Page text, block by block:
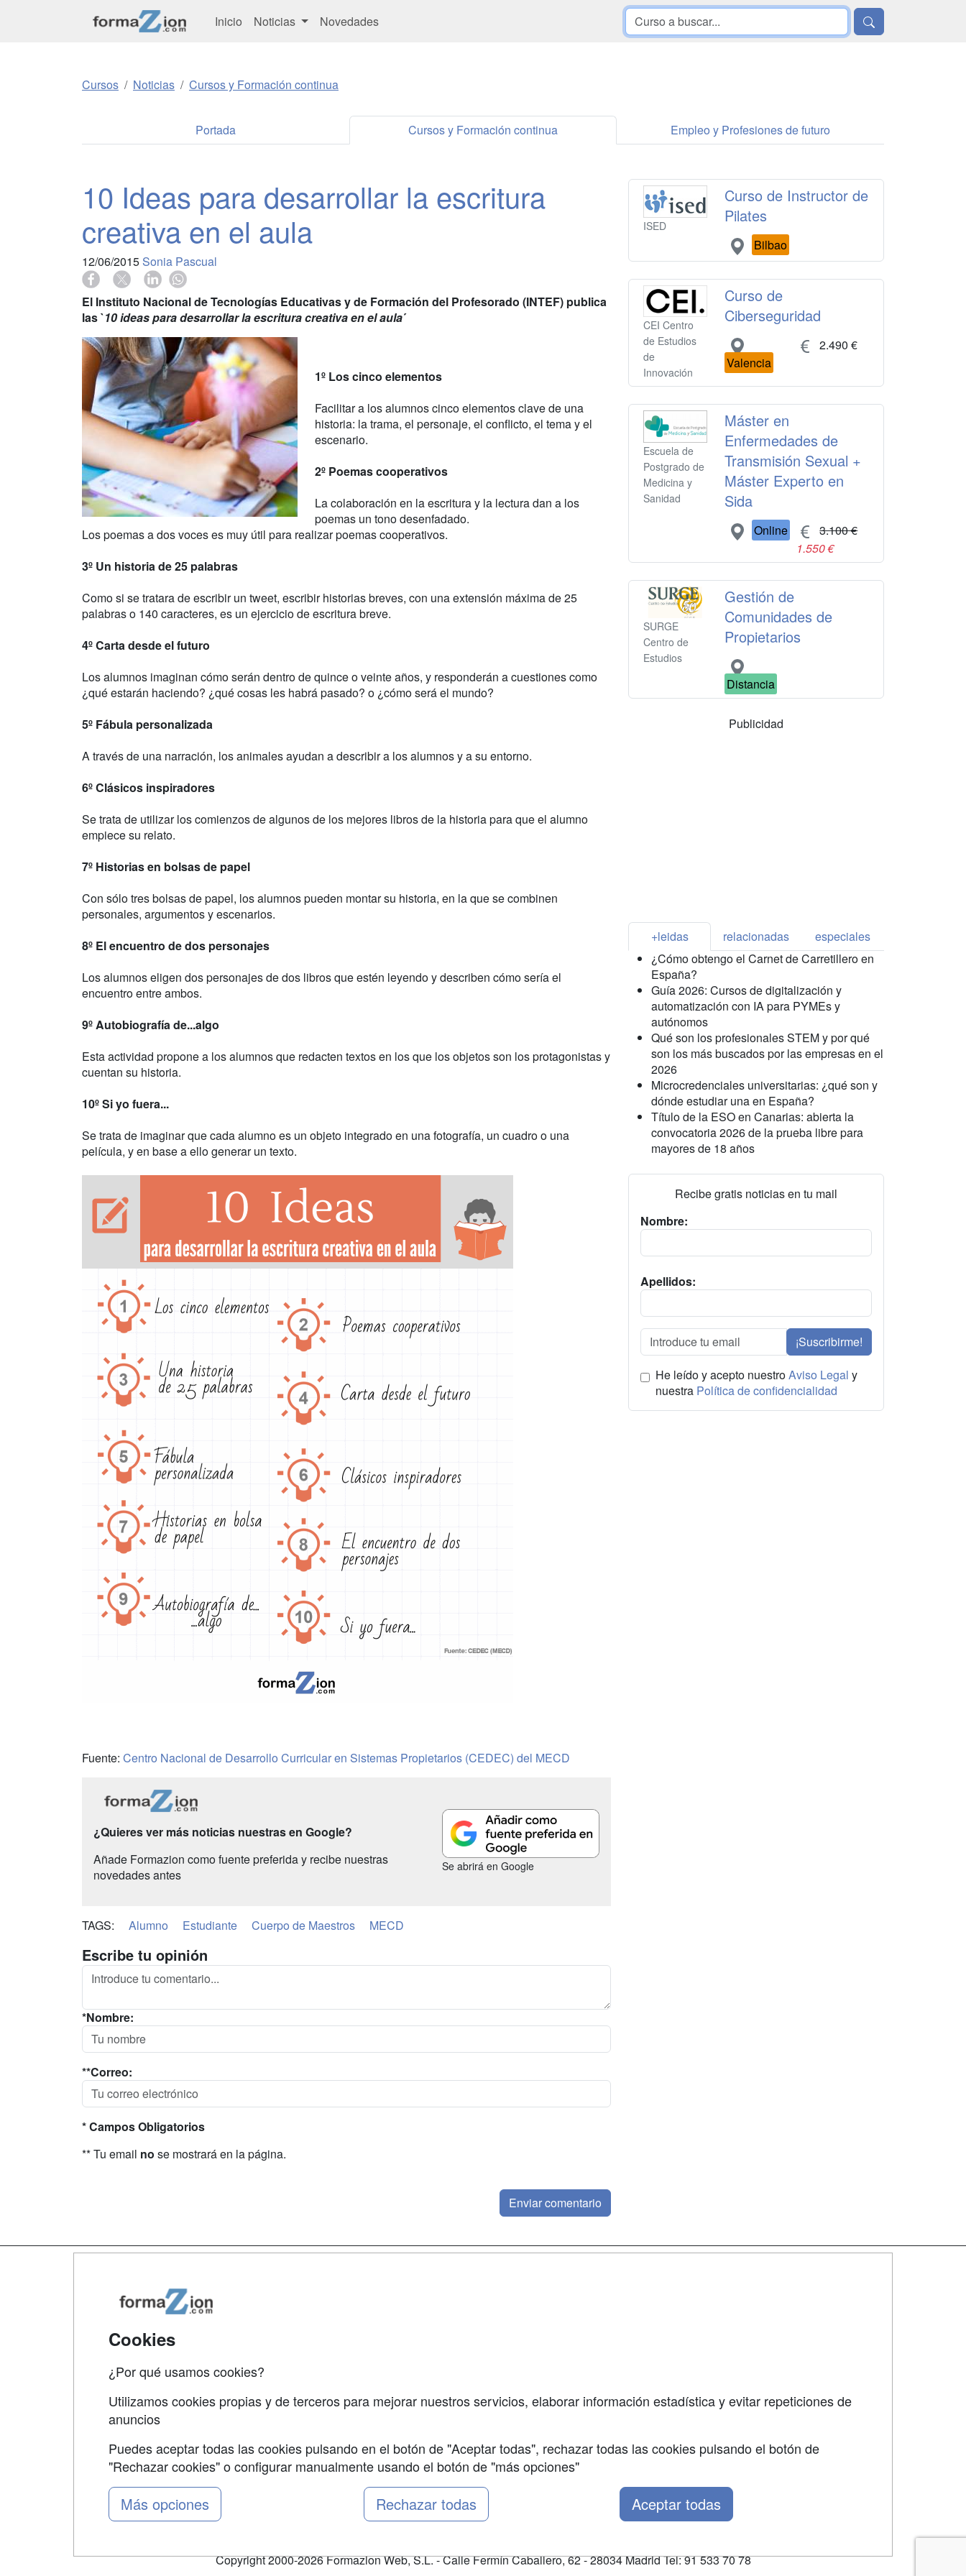
Inicio Noticias Novedades
Cursos Noticias Cursos y Formación continua
Portada Cursos y Formación continua Empleo y Profesiones de futuro
10 Ideas para desarrollar la escritura
creativa en el aula
12/06/2015 Sonia Pascual
El Instituto Nacional de Tecnologías Educativas y de Formación del Profesorado (INTEF) publica
las `10 ideas para desarrollar la escritura creativa en el aula´
1º Los cinco elementos
Facilitar a los alumnos cinco elementos clave de una
historia: la trama, el personaje, el conflicto, el tema y el
escenario.
2º Poemas cooperativos
La colaboración en la escritura y la lectura dan a los
poemas un tono desenfadado.
Los poemas a dos voces es muy útil para realizar poemas cooperativos.
3º Un historia de 25 palabras
Como si se tratara de escribir un tweet, escribir historias breves, con una extensión máxima de 25
palabras o 140 caracteres, es un ejercicio de escritura breve.
4º Carta desde el futuro
Los alumnos imaginan cómo serán dentro de quince o veinte años, y responderán a cuestiones como
¿qué estarán haciendo? ¿qué cosas les habrá pasado? o ¿cómo será el mundo?
5º Fábula personalizada
A través de una narración, los animales ayudan a describir a los alumnos y a su entorno.
6º Clásicos inspiradores
Se trata de utilizar los comienzos de algunos de los mejores libros de la historia para que el alumno
empiece su relato.
7º Historias en bolsas de papel
Con sólo tres bolsas de papel, los alumnos pueden montar su historia, en la que se combinen
personales, argumentos y escenarios.
8º El encuentro de dos personajes
Los alumnos eligen dos personajes de dos libros que estén leyendo y describen cómo sería el
encuentro entre ambos.
9º Autobiografía de...algo
Esta actividad propone a los alumnos que redacten textos en los que los objetos son los protagonistas y
cuentan su historia.
10º Si yo fuera...
Se trata de imaginar que cada alumno es un objeto integrado en una fotografía, un cuadro o una
película, y en base a ello generar un texto.
Fuente: Centro Nacional de Desarrollo Curricular en Sistemas Propietarios (CEDEC) del MECD
¿Quieres ver más noticias nuestras en Google?
Añade Formazion como fuente preferida y recibe nuestras
novedades antes
Se abrirá en Google
TAGS: Alumno Estudiante Cuerpo de Maestros MECD
Escribe tu opinión
*Nombre:
**Correo:
* Campos Obligatorios
** Tu email no se mostrará en la página.
ISED
Curso de Instructor de
Pilates
Bilbao
CEI Centro
de Estudios
de
Innovación
Curso de
Ciberseguridad
Valencia
2.490 €
Escuela de
Postgrado de
Medicina y
Sanidad
Máster en
Enfermedades de
Transmisión Sexual +
Máster Experto en
Sida
Online
3.100 €
1.550 €
SURGE
Centro de
Estudios
Gestión de
Comunidades de
Propietarios
Distancia
Publicidad
+leidas relacionadas
especiales
¿Cómo obtengo el Carnet de Carretillero en
España?
Guía 2026: Cursos de digitalización y
automatización con IA para PYMEs y
autónomos
Qué son los profesionales STEM y por qué
son los más buscados por las empresas en el
2026
Microcredenciales universitarias: ¿qué son y
dónde estudiar una en España?
Título de la ESO en Canarias: abierta la
convocatoria 2026 de la prueba libre para
mayores de 18 años
Recibe gratis noticias en tu mail
Nombre:
Apellidos:
¡Suscribirme!
He leído y acepto nuestroAviso Legal y
nuestra Política de confidencialidad
Grupo formazion:
Copyright 2000-2026 Formazion Web, S.L. - Calle Fermín Caballero, 62 - 28034 Madrid Tel: 91 533 70 78
Cookies
¿Por qué usamos cookies?
Utilizamos cookies propias y de terceros para mejorar nuestros servicios, elaborar información estadística y evitar repeticiones de
anuncios
Puedes aceptar todas las cookies pulsando en el botón de "Aceptar todas", rechazar todas las cookies pulsando el botón de
"Rechazar cookies" o configurar manualmente usando el botón de "más opciones"
Más opciones Rechazar todas Aceptar todas